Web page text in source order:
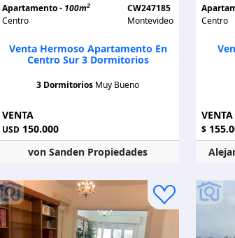
Apartamento - 100m2
Centro
CW247185
Montevideo
Venta Hermoso Apartamento En
Centro Sur 3 Dormitorios
3 Dormitorios Muy Bueno
VENTA
USD 150.000
von Sanden Propiedades
Centro
VENTA
$